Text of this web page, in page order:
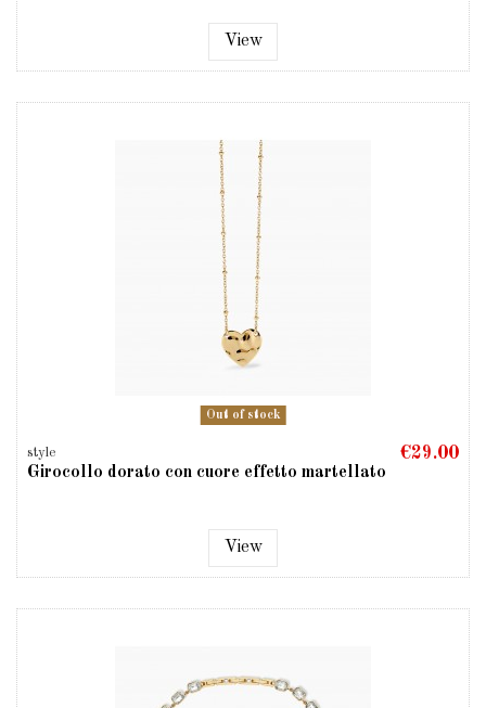
View
Out of stock
style
Girocollo dorato con cuore effetto martellato
€29.00
View